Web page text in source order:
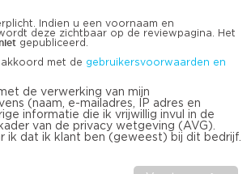
Indien u een voornaam en
deze zichtbaar op de reviewpagina. Het
niet gepubliceerd.
akkoord met de gebruikersvoorwaarden en
de verwerking van mijn
(naam, e-mailadres, IP adres en
informatie die ik vrijwillig invul in de
van de privacy wetgeving (AVG).
ik dat ik klant ben (geweest) bij dit bedrijf.